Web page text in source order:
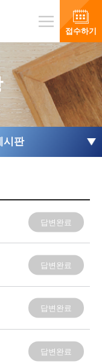
접수하기
시판
답변완료
답변완료
답변완료
답변완료